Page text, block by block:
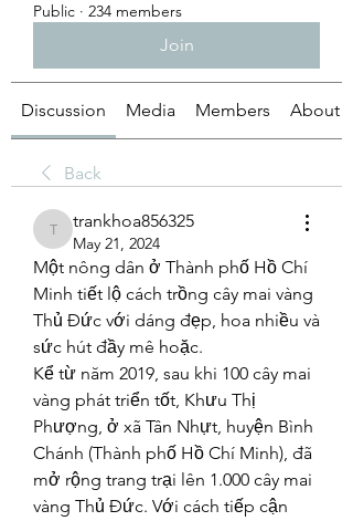
Public · 234 members
Join
Discussion Media Members About
Back
trankhoa856325
trankhoa856325
May 21, 2024
Một nông dân ở Thành phố Hồ Chí
Minh tiết lộ cách trồng cây mai vàng
Thủ Đức với dáng đẹp, hoa nhiều và
sức hút đầy mê hoặc.
Kể từ năm 2019, sau khi 100 cây mai
vàng phát triển tốt, Khưu Thị
Phượng, ở xã Tân Nhựt, huyện Bình
Chánh (Thành phố Hồ Chí Minh), đã
mở rộng trang trại lên 1.000 cây mai
vàng Thủ Đức. Với cách tiếp cận